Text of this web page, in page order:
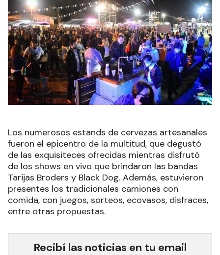
Los numerosos estands de cervezas artesanales
fueron el epicentro de la multitud, que degustó
de las exquisiteces ofrecidas mientras disfrutó
de los shows en vivo que brindaron las bandas
Tarijas Broders y Black Dog. Además, estuvieron
presentes los tradicionales camiones con
comida, con juegos, sorteos, ecovasos, disfraces,
entre otras propuestas.
Recibí las noticias en tu email